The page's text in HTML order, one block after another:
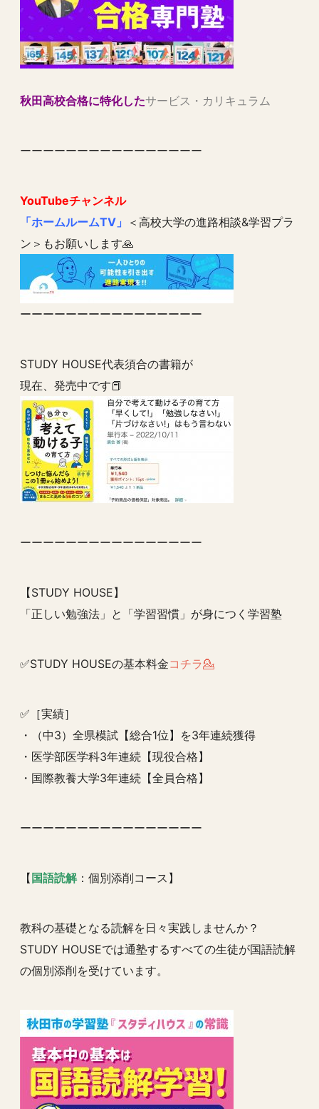
秋田高校合格に特化したサービス・カリキュラム
ーーーーーーーーーーーーーーーー
YouTubeチャンネル
「ホームルームTV」
＜高校大学の進路相談&学習プラ
ン＞もお願いします🙏
ーーーーーーーーーーーーーーーー
STUDY HOUSE代表須合の書籍が
現在、発売中です📕
ーーーーーーーーーーーーーーーー
【STUDY HOUSE】
「正しい勉強法」と「学習習慣」が身につく学習塾
✅STUDY HOUSEの基本料金コチラ💁
✅［実績］
・（中3）全県模試【総合1位】を3年連続獲得
・医学部医学科3年連続【現役合格】
・国際教養大学3年連続【全員合格】
ーーーーーーーーーーーーーーーー
【国語読解：個別添削コース】
教科の基礎となる読解を日々実践しませんか？
STUDY HOUSEでは通塾するすべての生徒が国語読解
の個別添削を受けています。